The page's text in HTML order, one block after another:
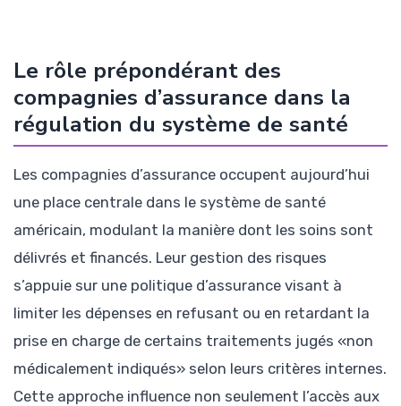
Le rôle prépondérant des
compagnies d’assurance dans la
régulation du système de santé
Les compagnies d’assurance occupent aujourd’hui
une place centrale dans le système de santé
américain, modulant la manière dont les soins sont
délivrés et financés. Leur gestion des risques
s’appuie sur une politique d’assurance visant à
limiter les dépenses en refusant ou en retardant la
prise en charge de certains traitements jugés «non
médicalement indiqués» selon leurs critères internes.
Cette approche influence non seulement l’accès aux